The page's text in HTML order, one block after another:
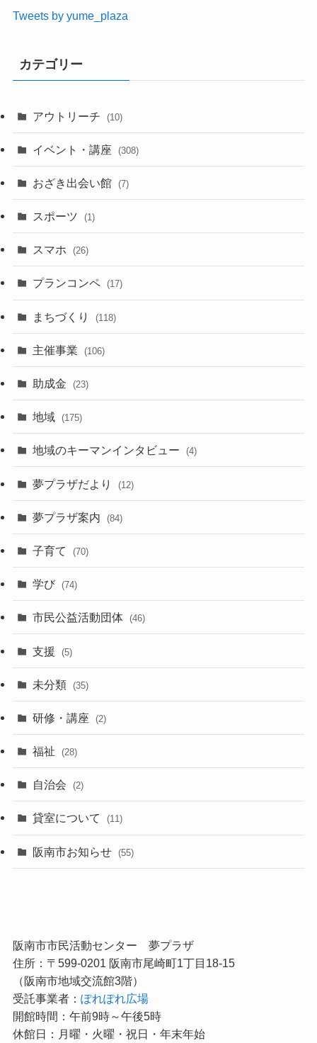
Tweets by yume_plaza
カテゴリー
アウトリーチ (10)
イベント・講座 (308)
おざき出会い館 (7)
スポーツ (1)
スマホ (26)
プランコンペ (17)
まちづくり (118)
主催事業 (106)
助成金 (23)
地域 (175)
地域のキーマンインタビュー (4)
夢プラザだより (12)
夢プラザ案内 (84)
子育て (70)
学び (74)
市民公益活動団体 (46)
支援 (5)
未分類 (35)
研修・講座 (2)
福祉 (28)
自治会 (2)
貸室について (11)
阪南市お知らせ (55)
阪南市市民活動センター 夢プラザ
住所：〒599-0201 阪南市尾崎町1丁目18-15
（阪南市地域交流館3階）
受託事業者： ぽれぽれ広場
開館時間：午前9時～午後5時
休館日：月曜・火曜・祝日・年末年始